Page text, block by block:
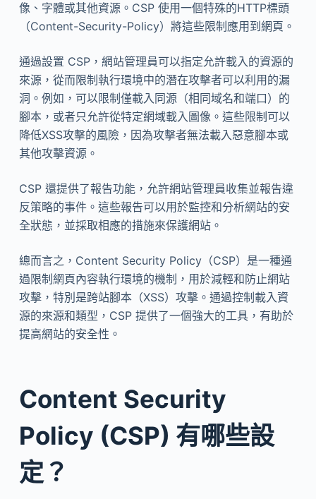
像、字體或其他資源。CSP 使用一個特殊的HTTP標頭
（Content-Security-Policy）將這些限制應用到網頁。
通過設置 CSP，網站管理員可以指定允許載入的資源的
來源，從而限制執行環境中的潛在攻擊者可以利用的漏
洞。例如，可以限制僅載入同源（相同域名和端口）的
腳本，或者只允許從特定網域載入圖像。這些限制可以
降低XSS攻擊的風險，因為攻擊者無法載入惡意腳本或
其他攻擊資源。
CSP 還提供了報告功能，允許網站管理員收集並報告違
反策略的事件。這些報告可以用於監控和分析網站的安
全狀態，並採取相應的措施來保護網站。
總而言之，Content Security Policy（CSP）是一種通
過限制網頁內容執行環境的機制，用於減輕和防止網站
攻擊，特別是跨站腳本（XSS）攻擊。通過控制載入資
源的來源和類型，CSP 提供了一個強大的工具，有助於
提高網站的安全性。
Content Security
Policy (CSP) 有哪些設
定？